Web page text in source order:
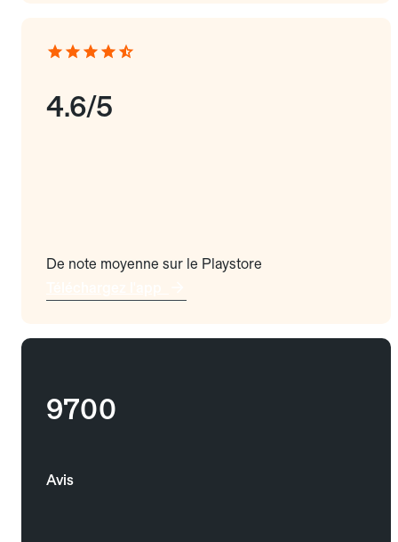
4.6/5
De note moyenne sur le Playstore
9700
Avis